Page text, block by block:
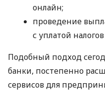
онлайн;
проведение
с уплатой
Подобный подход
банки, постепенно
сервисов для